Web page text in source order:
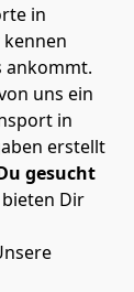
in
ankommt.
uns ein
in
erstellt
gesucht
Dir